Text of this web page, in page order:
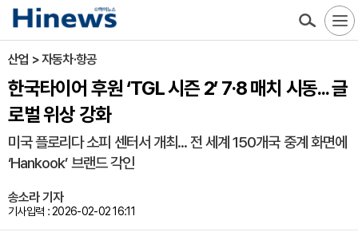
산업 > 자동차·항공
한국타이어 후원 ‘TGL 시즌 2’ 7·8 매치 시동... 글
로벌 위상 강화
미국 플로리다 소피 센터서 개최... 전 세계 150개국 중계 화면에
‘Hankook’ 브랜드 각인
송소라 기자
기사입력 : 2026-02-02 16:11